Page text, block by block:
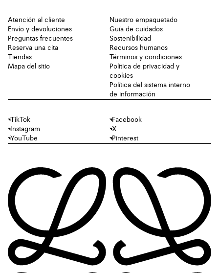
Atención al cliente
Envío y devoluciones
Preguntas frecuentes
Reserva una cita
Tiendas
Mapa del sitio
Nuestro empaquetado
Guía de cuidados
Sostenibilidad
Recursos humanos
Términos y condiciones
Política de privacidad y
cookies
Política del sistema interno
de información
TikTok
Facebook
Instagram
X
YouTube
Pinterest